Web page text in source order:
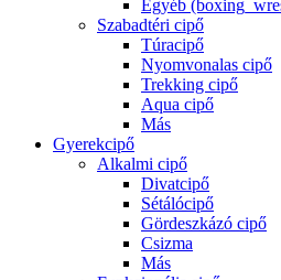
Egyéb
Szabadtéri cipő
Túracipő
Nyomvonalas cipő
Trekking cipő
Aqua cipő
Más
Gyerekcipő
Alkalmi cipő
Divatcipő
Sétálócipő
Gördeszkázó cipő
Csizma
Más